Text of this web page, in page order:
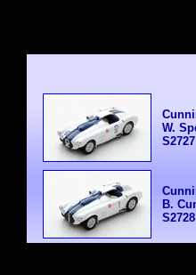
W.
S2727
B.
S2728